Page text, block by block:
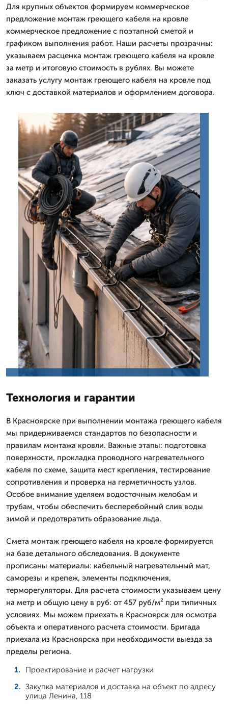
Для крупных объектов формируем коммерческое
предложение монтаж греющего кабеля на кровле
коммерческое предложение с поэтапной сметой и
графиком выполнения работ. Наши расчеты прозрачны:
указываем расценка монтаж греющего кабеля на кровле
за метр и итоговую стоимость в рублях. Вы можете
заказать услугу монтаж греющего кабеля на кровле под
ключ с доставкой материалов и оформлением договора.
Технология и гарантии
В Красноярске при выполнении монтажа греющего кабеля
мы придерживаемся стандартов по безопасности и
правилам монтажа кровли. Важные этапы: подготовка
поверхности, прокладка проводного нагревательного
кабеля по схеме, защита мест крепления, тестирование
сопротивления и проверка на герметичность узлов.
Особое внимание уделяем водосточным желобам и
трубам, чтобы обеспечить бесперебойный слив воды
зимой и предотвратить образование льда.
Смета монтаж греющего кабеля на кровле формируется
на базе детального обследования. В документе
прописаны материалы: кабельный нагревательный мат,
саморезы и крепеж, элементы подключения,
терморегуляторы. Для расчета стоимости указываем цену
на метр и общую цену в руб: от 457 руб/м² при типичных
условиях. Мы можем приехать в Красноярск для осмотра
объекта и оперативного расчета стоимости. Бригада
приехала из Красноярска при необходимости выезда за
пределы региона.
Проектирование и расчет нагрузки
Закупка материалов и доставка на объект по адресу
улица Ленина, 118